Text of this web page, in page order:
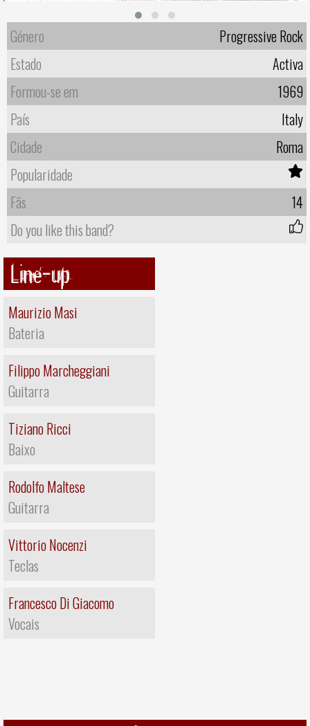
Género
Progressive Rock
Estado
Activa
Formou-se em
1969
País
Italy
Cidade
Roma
Popularidade
Fãs
14
Do you like this band?
Line-up
Maurizio Masi
Bateria
Filippo Marcheggiani
Guitarra
Tiziano Ricci
Baixo
Rodolfo Maltese
Guitarra
Vittorio Nocenzi
Teclas
Francesco Di Giacomo
Vocais